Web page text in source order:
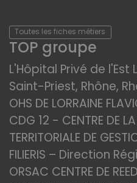
Toutes les fiches métiers
TOP groupe
L'Hôpital Privé de l'Est
Saint-Priest, Rhône,
OHS DE LORRAINE
CDG 12 - CENTRE DE
TERRITORIALE DE
FILIERIS – Direction
ORSAC CENTRE DE